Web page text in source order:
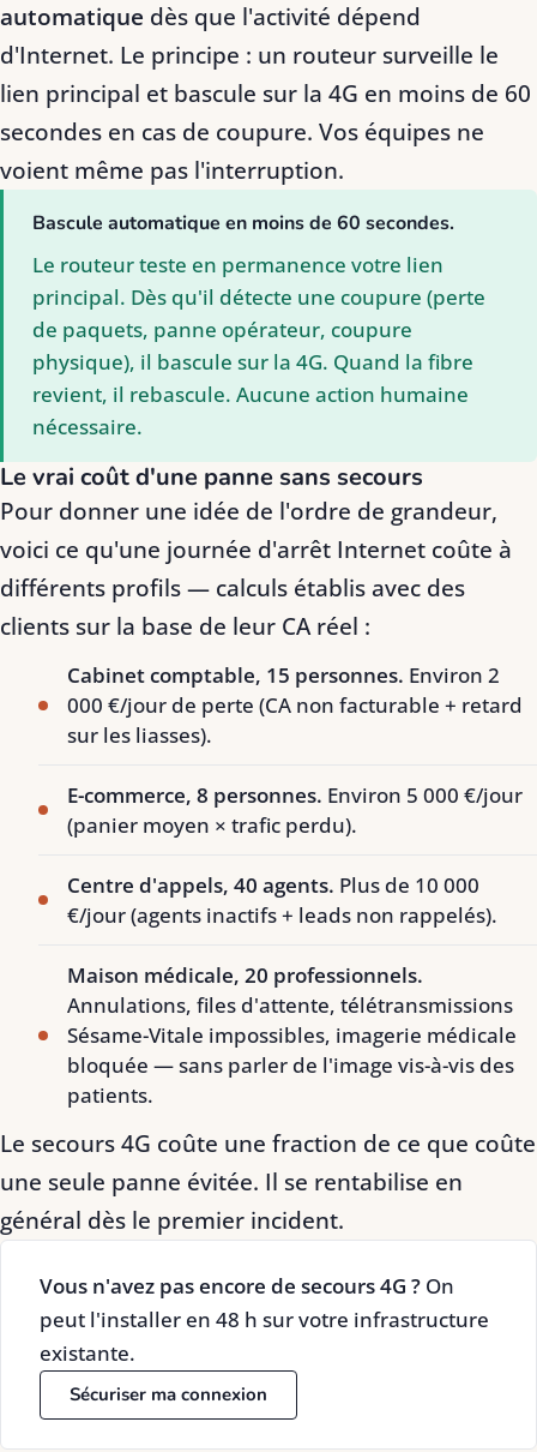
automatique dès que l'activité dépend
d'Internet. Le principe : un routeur surveille le
lien principal et bascule sur la 4G en moins de 60
secondes en cas de coupure. Vos équipes ne
voient même pas l'interruption.
Bascule automatique en moins de 60 secondes.
Le routeur teste en permanence votre lien
principal. Dès qu'il détecte une coupure (perte
de paquets, panne opérateur, coupure
physique), il bascule sur la 4G. Quand la fibre
revient, il rebascule. Aucune action humaine
nécessaire.
Le vrai coût d'une panne sans secours
Pour donner une idée de l'ordre de grandeur,
voici ce qu'une journée d'arrêt Internet coûte à
différents profils — calculs établis avec des
clients sur la base de leur CA réel :
Cabinet comptable, 15 personnes. Environ 2
000 €/jour de perte (CA non facturable + retard
sur les liasses).
E-commerce, 8 personnes. Environ 5 000 €/jour
(panier moyen × trafic perdu).
Centre d'appels, 40 agents. Plus de 10 000
€/jour (agents inactifs + leads non rappelés).
Maison médicale, 20 professionnels.
Annulations, files d'attente, télétransmissions
Sésame-Vitale impossibles, imagerie médicale
bloquée — sans parler de l'image vis-à-vis des
patients.
Le secours 4G coûte une fraction de ce que coûte
une seule panne évitée. Il se rentabilise en
général dès le premier incident.
Vous n'avez pas encore de secours 4G ? On
peut l'installer en 48 h sur votre infrastructure
existante.
Sécuriser ma connexion